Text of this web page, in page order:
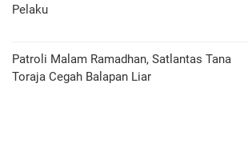
Pelaku
Patroli Malam Ramadhan, Satlantas Tana
Toraja Cegah Balapan Liar